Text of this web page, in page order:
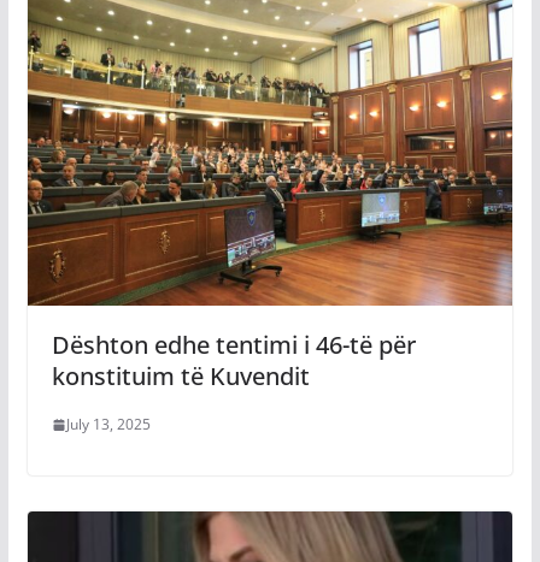
Dështon edhe tentimi i 46-të për
konstituim të Kuvendit
July 13, 2025